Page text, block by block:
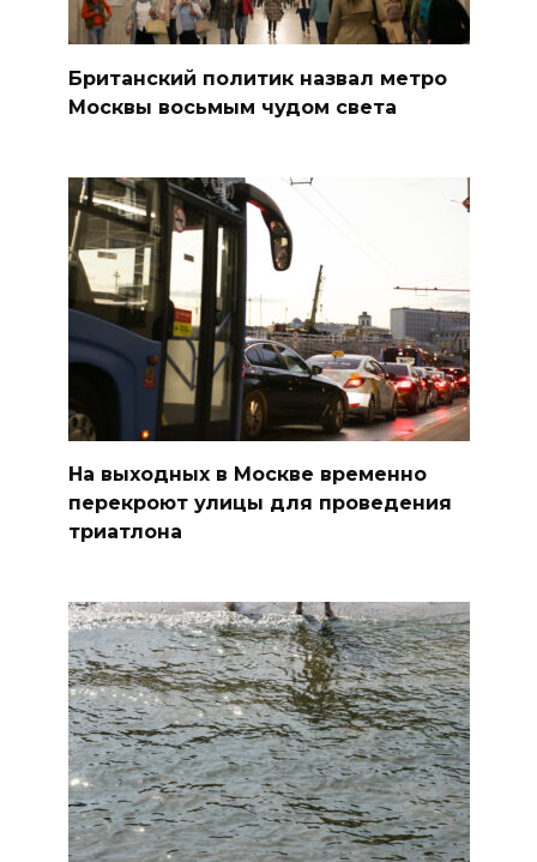
Британский политик назвал метро
Москвы восьмым чудом света
На выходных в Москве временно
перекроют улицы для проведения
триатлона